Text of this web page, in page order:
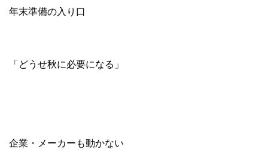
年末準備の入り口
「どうせ秋に必要になる」
企業・メーカーも動かない